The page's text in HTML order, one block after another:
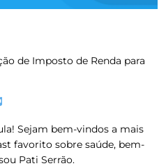
de Imposto de Renda para
Sejam bem-vindos a mais
favorito sobre saúde, bem-
Pati Serrão.